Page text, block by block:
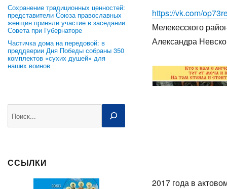
Сохранение традиционных ценностей:
представители Союза православных
женщин приняли участие в заседании
Совета при Губернаторе
Частичка дома на передовой: в
преддверии Дня Победы собраны 350
комплектов «сухих душей» для
наших воинов
ССЫЛКИ
https://vk.com/
Мелекесского
Александра
2017 года в